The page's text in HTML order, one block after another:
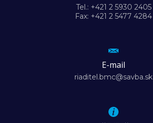
Tel.: +421 2 5930 2405
Fax: +421 2 5477 4284
E-mail
riaditel.bmc@savba.sk